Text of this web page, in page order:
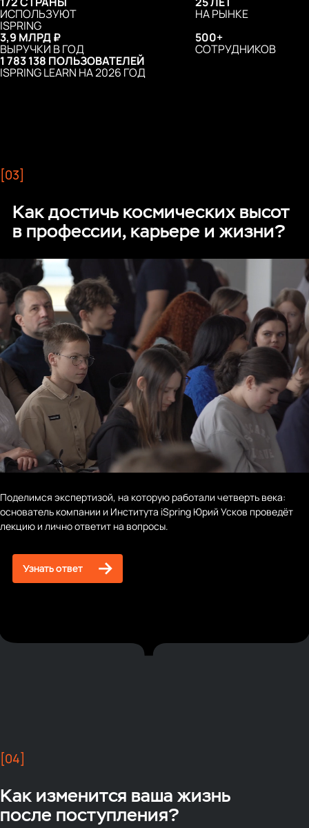
ИСПОЛЬЗУЮТ
ISPRING
НА РЫНКЕ
3,9 МЛРД ₽
ВЫРУЧКИ В ГОД
500+
СОТРУДНИКОВ
1 783 138 ПОЛЬЗОВАТЕЛЕЙ
ISPRING LEARN НА 2026 ГОД
[03]
Как достичь космических высот
в профессии, карьере и жизни?
Поделимся экспертизой, на которую работали четверть века:
основатель компании и Института iSpring Юрий Усков проведёт
лекцию и лично ответит на вопросы.
Узнать ответ
[04]
Как изменится ваша жизнь
после поступления?